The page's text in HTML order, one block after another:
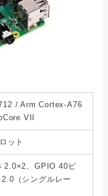
/ Arm Cortex-A76
VII
ット
2.0×2、GPIO 40ピ
（シングルレー